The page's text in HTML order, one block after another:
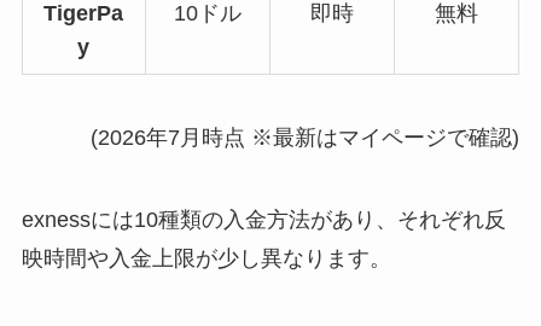
TigerPa
y
10ドル 即時 無料
(2026年7月時点 ※最新はマイページで確認)
exnessには10種類の入金方法があり、それぞれ反
映時間や入金上限が少し異なります。